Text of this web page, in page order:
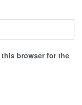
this browser for the